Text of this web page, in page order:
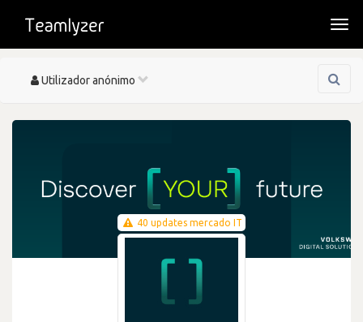
Toggle
Utilizador anónimo
40 updates mercado IT